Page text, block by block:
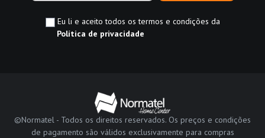
Eu li e aceito todos os termos e condições da
Política de privacidade
©Normatel - Todos os direitos reservados. Os preços e condições
de pagamento são válidos exclusivamente para compras